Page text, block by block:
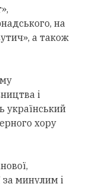
на
а також
і
український
хору
за минулим і